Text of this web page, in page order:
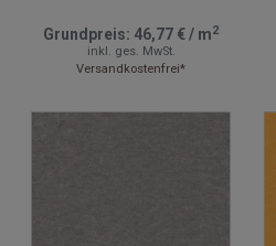
Grundpreis: 46,77 €/ m2
inkl. ges. MwSt.
Versandkostenfrei*